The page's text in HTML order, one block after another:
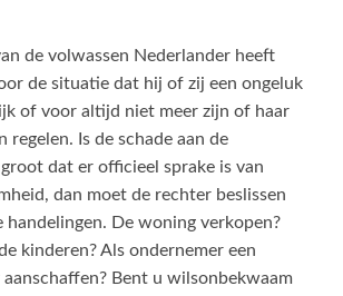
de volwassen Nederlander heeft
de situatie dat hij of zij een ongeluk
of voor altijd niet meer zijn of haar
regelen. Is de schade aan de
dat er officieel sprake is van
dan moet de rechter beslissen
handelingen. De woning verkopen?
kinderen? Als ondernemer een
Bent u wilsonbekwaam